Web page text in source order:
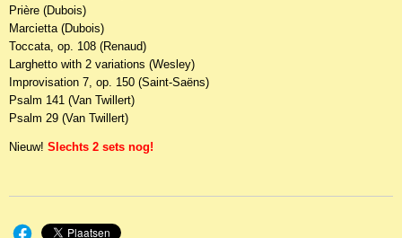
Prière (Dubois)
Marcietta (Dubois)
Toccata, op. 108 (Renaud)
Larghetto with 2 variations (Wesley)
Improvisation 7, op. 150 (Saint-Saëns)
Psalm 141 (Van Twillert)
Psalm 29 (Van Twillert)
Nieuw! Slechts 2 sets nog!